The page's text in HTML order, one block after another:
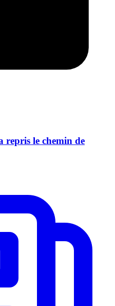
repris le chemin de